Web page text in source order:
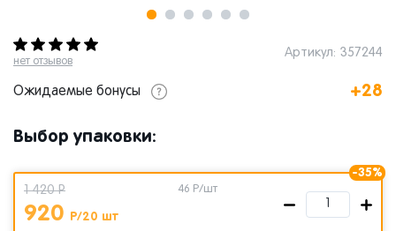
нет отзывов
Артикул: 357244
Ожидаемые бонусы +28
Выбор упаковки:
-35%
1 420 Р
920 Р/20 шт
46 Р/шт